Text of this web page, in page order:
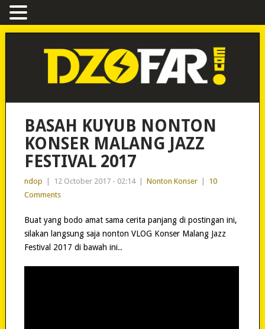
BASAH KUYUB NONTON
KONSER MALANG JAZZ
FESTIVAL 2017
ndop 12 October 2017 - 02:14 Nonton Konser
10
Comments
Buat yang bodo amat sama cerita panjang di postingan ini,
silakan langsung saja nonton VLOG Konser Malang Jazz
Festival 2017 di bawah ini..